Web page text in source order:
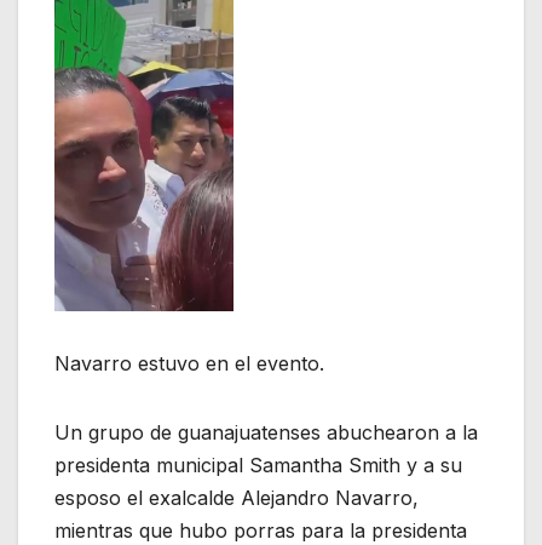
Navarro estuvo en el evento.
Un grupo de guanajuatenses abuchearon a la
presidenta municipal Samantha Smith y a su
esposo el exalcalde Alejandro Navarro,
mientras que hubo porras para la presidenta